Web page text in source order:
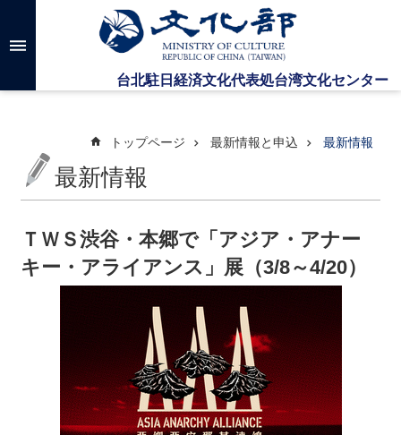
メインのコンテンツブロックにジャンプします
高
検
台
セ
トップページ 最新情報と申込 最新情報
最新情報
ＴＷＳ渋谷・本郷で「アジア・アナー
キー・アライアンス」展（3/8～4/20）